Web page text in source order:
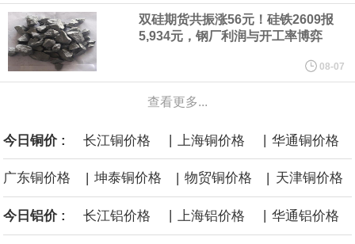
美国国会预算办公室（CBO）于当地时间5日发布报告称，美国海军
面战舰项目之一。 根据CBO的初步估算，首舰造价约234亿美元，
后续14艘平均每艘约180亿美元。
黄金价格有望录得自今年1月以来最大单周涨幅。油价走弱为金价提
双硅期货共振涨56元！硅铁2609报
5,934元，钢厂利润与开工率博弈
08-07
查看更多...
今日铜价 : 长江铜价格 | 上海铜价格 | 华通铜价格
广东铜价格 | 坤泰铜价格 | 物贸铜价格 | 天津铜价格
今日铝价 : 长江铝价格 上海铝价格 华通铝价格